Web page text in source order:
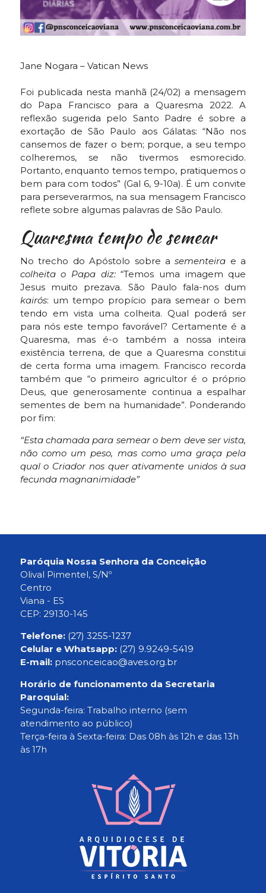
Jane Nogara – Vatican News
Foi publicada nesta manhã (24/02) a mensagem
do Papa Francisco para a Quaresma 2022. A
reflexão sugerida pelo Santo Padre é sobre a
exortação de São Paulo aos Gálatas: “Não nos
cansemos de fazer o bem; porque, a seu tempo
colheremos, se não tivermos esmorecido.
Portanto, enquanto temos tempo, pratiquemos o
bem para com todos” (Gal 6, 9-10a). É um convite
para perseverarmos, na sua mensagem Francisco
reflete sobre algumas palavras de São Paulo.
Quaresma tempo de semear
No trecho do Apóstolo sobre asementeira e a
colheita o Papa diz:“Temos uma imagem que
Jesus muito prezava. São Paulo fala-nos dum
kairós: um tempo propício para semear o bem
tendo em vista uma colheita. Qual poderá ser
para nós este tempo favorável? Certamente é a
Quaresma, mas é-o também a nossa inteira
existência terrena, de que a Quaresma constitui
de certa forma uma imagem. Francisco recorda
também que “o primeiro agricultor é o próprio
Deus, que generosamente continua a espalhar
sementes de bem na humanidade”. Ponderando
por fim:
“Esta chamada para semear o bem deve ser vista,
não como um peso, mas como uma graça pela
qual o Criador nos quer ativamente unidos à sua
fecunda magnanimidade”
Paróquia Nossa Senhora da Conceição
Olival Pimentel, S/Nº
Centro
Viana - ES
CEP: 29130-145
Telefone: (27) 3255-1237
Celular e Whatsapp: (27) 9.9249-5419
E-mail: pnsconceicao@aves.org.br
Horário de funcionamento da Secretaria
Paroquial:
Segunda-feira: Trabalho interno (sem
atendimento ao público)
Terça-feira à Sexta-feira: Das 08h às 12h e das 13h
às 17h